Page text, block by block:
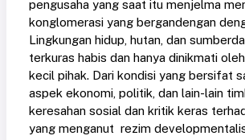
pengusaha yang saat itu menjelma
konglomerasi yang bergandengan
Lingkungan hidup, hutan, dan
terkuras habis dan hanya dinikmati
kecil pihak. Dari kondisi yang bersifat
aspek ekonomi, politik, dan lain-lain
keresahan sosial dan kritik keras
yang menganut rezim